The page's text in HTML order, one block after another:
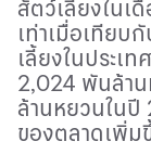
สัตว์เลี้ยงในเ
เท่าเมื่อเทียบ
เลี้ยงในประเท
2,024 พันล้าน
ล้านหยวนในปี
ของตลาดเพิ่ม